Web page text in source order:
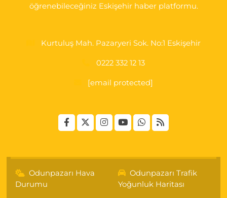
öğrenebileceğiniz Eskişehir haber platformu.
Kurtuluş Mah. Pazaryeri Sok. No:1 Eskişehir
0222 332 12 13
[email protected]
Odunpazarı Hava
Durumu
Odunpazarı Trafik
Yoğunluk Haritası